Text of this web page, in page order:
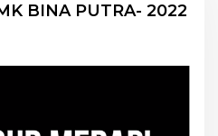
BINA PUTRA- 2022